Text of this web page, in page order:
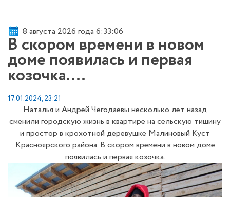
8 августа 2026 года 6:33:07
В скором времени в новом
доме появилась и первая
козочка....
17.01.2024, 23:21
Наталья и Андрей Чегодаевы несколько лет назад
сменили городскую жизнь в квартире на сельскую тишину
и простор в крохотной деревушке Малиновый Куст
Красноярского района. В скором времени в новом доме
появилась и первая козочка.